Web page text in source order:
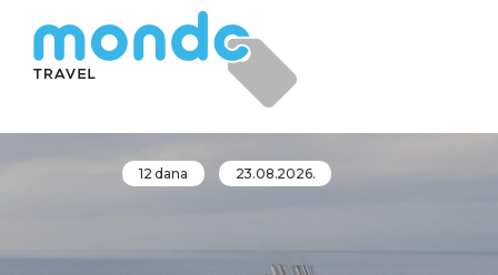
12 dana 23.08.2026.